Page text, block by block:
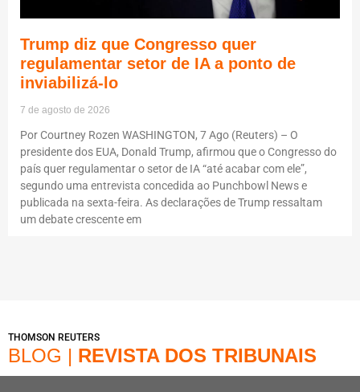
Trump diz que Congresso quer
regulamentar setor de IA a ponto de
inviabilizá-lo
7 de agosto de 2026
Por Courtney Rozen WASHINGTON, 7 Ago (Reuters) – O
presidente dos EUA, Donald Trump, afirmou que o Congresso do
país quer regulamentar o setor de IA “até acabar com ele”,
segundo uma entrevista concedida ao Punchbowl News e
publicada na sexta-feira. As declarações de Trump ressaltam
um debate crescente em
THOMSON REUTERS
BLOG | REVISTA DOS TRIBUNAIS